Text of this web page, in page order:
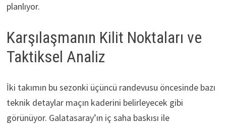
planlıyor.
Karşılaşmanın Kilit Noktaları ve
Taktiksel Analiz
İki takımın bu sezonki üçüncü randevusu öncesinde bazı
teknik detaylar maçın kaderini belirleyecek gibi
görünüyor. Galatasaray’ın iç saha baskısı ile